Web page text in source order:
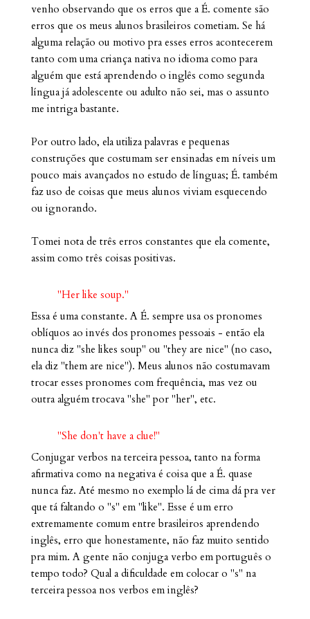
venho observando que os erros que a É. comente são
erros que os meus alunos brasileiros cometiam. Se há
alguma relação ou motivo pra esses erros acontecerem
tanto com uma criança nativa no idioma como para
alguém que está aprendendo o inglês como segunda
língua já adolescente ou adulto não sei, mas o assunto
me intriga bastante.
Por outro lado, ela utiliza palavras e pequenas
construções que costumam ser ensinadas em níveis um
pouco mais avançados no estudo de línguas; É. também
faz uso de coisas que meus alunos viviam esquecendo
ou ignorando.
Tomei nota de três erros constantes que ela comente,
assim como três coisas positivas.
"Her like soup."
Essa é uma constante. A É. sempre usa os pronomes
oblíquos ao invés dos pronomes pessoais - então ela
nunca diz "she likes soup" ou "they are nice" (no caso,
ela diz "them are nice"). Meus alunos não costumavam
trocar esses pronomes com frequência, mas vez ou
outra alguém trocava "she" por "her", etc.
"She don't have a clue!"
Conjugar verbos na terceira pessoa, tanto na forma
afirmativa como na negativa é coisa que a É. quase
nunca faz. Até mesmo no exemplo lá de cima dá pra ver
que tá faltando o "s" em "like". Esse é um erro
extremamente comum entre brasileiros aprendendo
inglês, erro que honestamente, não faz muito sentido
pra mim. A gente não conjuga verbo em português o
tempo todo? Qual a dificuldade em colocar o "s" na
terceira pessoa nos verbos em inglês?